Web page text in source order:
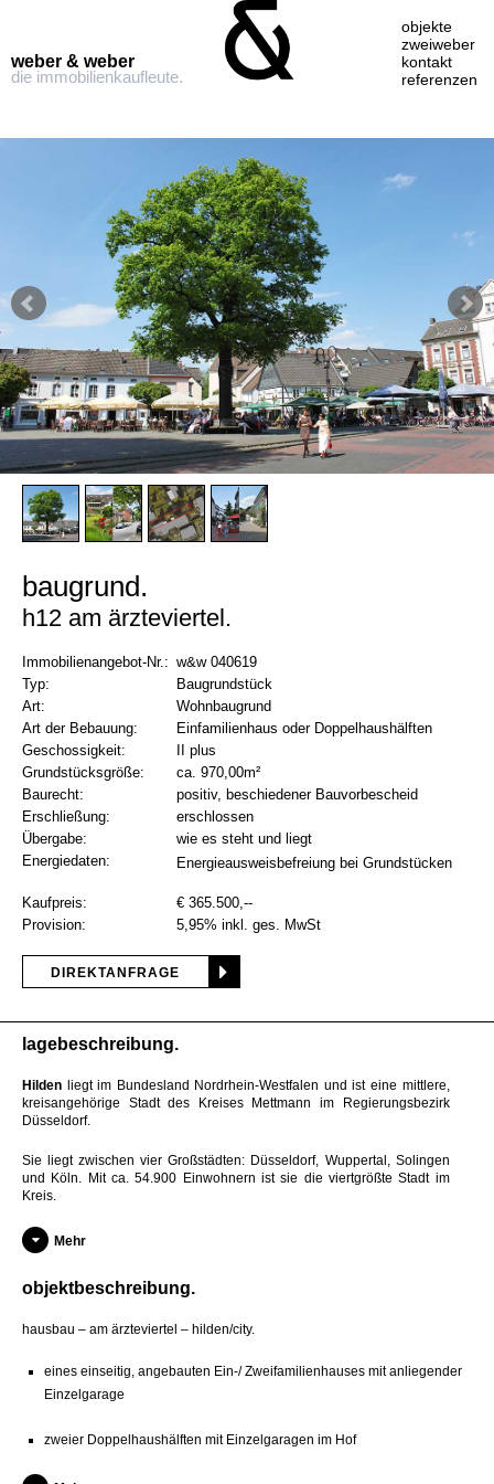
weber & weber
die immobilienkaufleute.
objekte
zweiweber
kontakt
referenzen
baugrund
h12 am ärzteviertel
Immobilienangebot-Nr.: w&w 040619
Typ:
Baugrundstück
Art:
Wohnbaugrund
Art der Bebauung:
Einfamilienhaus oder Doppelhaushälften
Geschossigkeit:
II plus
Grundstücksgröße:
ca. 970,00m²
Baurecht:
positiv, beschiedener Bauvorbescheid
Erschließung:
erschlossen
Übergabe:
wie es steht und liegt
Energiedaten:
Energieausweisbefreiung bei Grundstücken
Kaufpreis:
€ 365.500,--
Provision:
5,95% inkl. ges. MwSt
DIREKTANFRAGE
lagebeschreibung
Hilden liegt im Bundesland Nordrhein-Westfalen und ist eine mittlere,
kreisangehörige Stadt des Kreises Mettmann im Regierungsbezirk
Düsseldorf.
Sie liegt zwischen vier Großstädten: Düsseldorf, Wuppertal, Solingen
und Köln. Mit ca. 54.900 Einwohnern ist sie die viertgrößte Stadt im
Kreis.
Mehr
objektbeschreibung
hausbau – am ärzteviertel – hilden/city.
eines einseitig, angebauten Ein-/ Zweifamilienhauses mit anliegender
Einzelgarage
zweier Doppelhaushälften mit Einzelgaragen im Hof